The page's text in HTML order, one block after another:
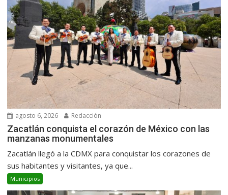
agosto 6, 2026 Redacción
Zacatlán conquista el corazón de México con las
manzanas monumentales
Zacatlán llegó a la CDMX para conquistar los corazones de
sus habitantes y visitantes, ya que...
Municipios